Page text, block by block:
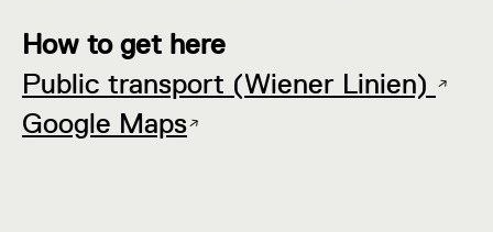
How to get here
Public transport (Wiener Linien)
Google Maps